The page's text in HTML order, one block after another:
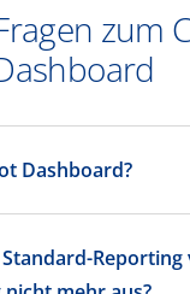
zum
Dashboard?
Reporting